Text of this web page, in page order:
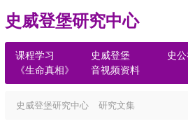
史威登堡研究中心
课程学习 史威登堡 史
《生命真相》
音视频资料
史威登堡研究中心 研究文集